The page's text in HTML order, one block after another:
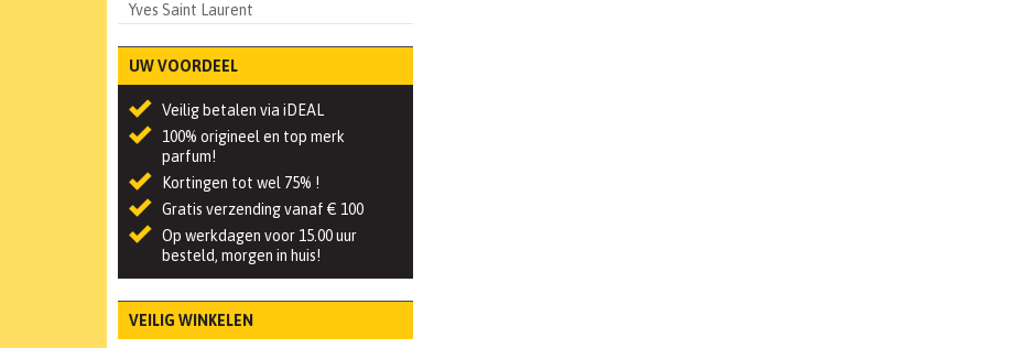
Yves Saint Laurent
UW VOORDEEL
Veilig betalen via iDEAL
100% origineel en top merk
parfum!
Kortingen tot wel 75% !
Gratis verzending vanaf € 100
Op werkdagen voor 15.00 uur
besteld, morgen in huis!
VEILIG WINKELEN